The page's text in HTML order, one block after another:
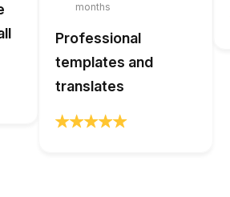
months
Professional
templates and
translates